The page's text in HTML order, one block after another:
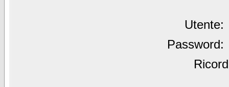
Utente:
Password: